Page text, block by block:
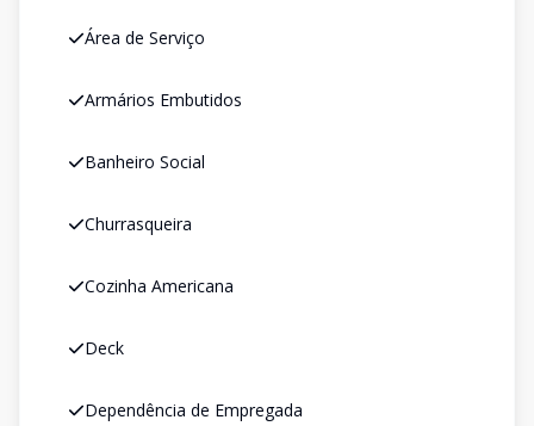
Área de Serviço
Armários Embutidos
Banheiro Social
Churrasqueira
Cozinha Americana
Deck
Dependência de Empregada